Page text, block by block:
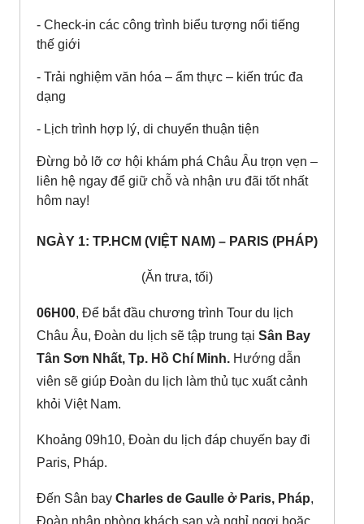
- Check-in các công trình biểu tượng nổi tiếng
thế giới
- Trải nghiệm văn hóa – ẩm thực – kiến trúc đa
dạng
- Lịch trình hợp lý, di chuyển thuận tiện
Đừng bỏ lỡ cơ hội khám phá Châu Âu trọn vẹn –
liên hệ ngay để giữ chỗ và nhận ưu đãi tốt nhất
hôm nay!
NGÀY 1: TP.HCM (VIỆT NAM) – PARIS (PHÁP)
(Ăn trưa, tối)
06H00, Để bắt đầu chương trình Tour du lịch
Châu Âu, Đoàn du lịch sẽ tập trung tại Sân Bay
Tân Sơn Nhất, Tp. Hồ Chí Minh. Hướng dẫn
viên sẽ giúp Đoàn du lịch làm thủ tục xuất cảnh
khỏi Việt Nam.
Khoảng 09h10, Đoàn du lịch đáp chuyến bay đi
Paris, Pháp.
Đến Sân bay Charles de Gaulle ở Paris, Pháp,
Đoàn nhận phòng khách sạn và nghỉ ngơi hoặc